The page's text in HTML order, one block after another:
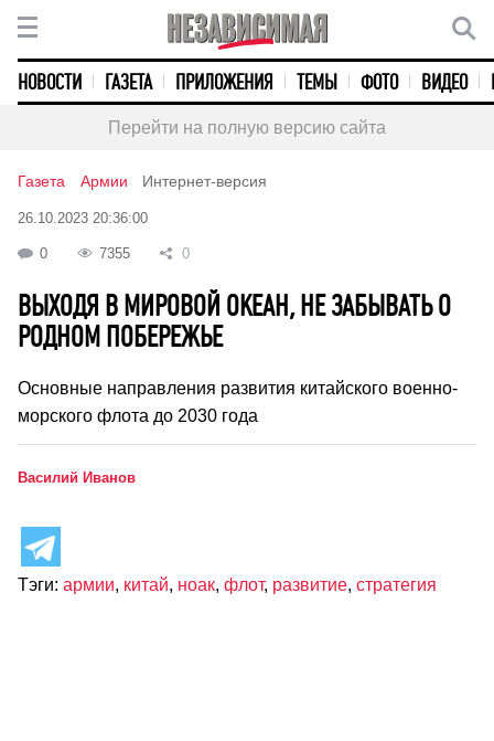
НОВОСТИ ГАЗЕТА ПРИЛОЖЕНИЯ ТЕМЫ ФОТО ВИДЕО
Перейти на полную версию сайта
Газета Армии Интернет-версия
26.10.2023 20:36:00
0 7355 0
ВЫХОДЯ В МИРОВОЙ ОКЕАН, НЕ ЗАБЫВАТЬ О
РОДНОМ ПОБЕРЕЖЬЕ
Основные направления развития китайского военно-
морского флота до 2030 года
Василий Иванов
Тэги: армии, китай, ноак, флот, развитие, стратегия